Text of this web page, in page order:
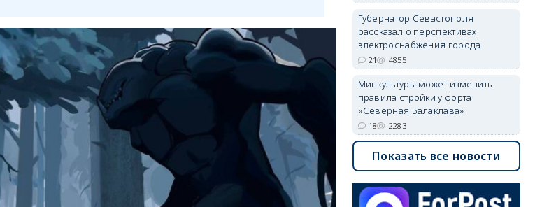
Губернатор Севастополя
рассказал о перспективах
электроснабжения города
21 4855
Минкультуры может изменить
правила стройки у форта
«Северная Балаклава»
18 2283
Показать все новости